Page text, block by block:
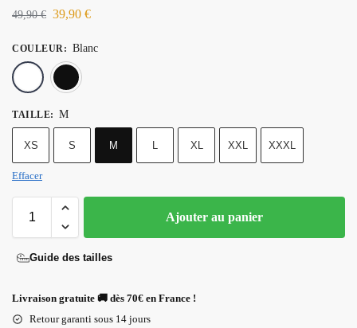
49,90€ 39,90 €
COULEUR : Blanc
TAILLE: M
XS S M L XL XXL XXXL
Effacer
Ajouter au panier
Guide des tailles
Livraison gratuite 🚚 dès 70€ en France !
Retour garanti sous 14 jours